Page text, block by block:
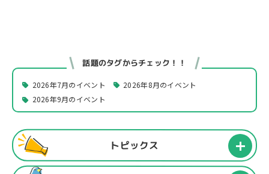
話題のタグからチェック！！
2026年7月のイベント
2026年8月のイベント
2026年9月のイベント
トピックス